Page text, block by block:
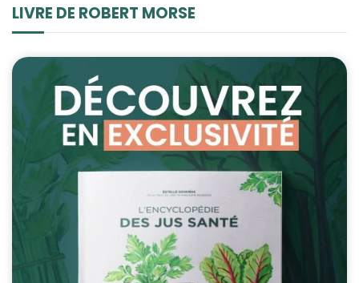
LIVRE DE ROBERT MORSE